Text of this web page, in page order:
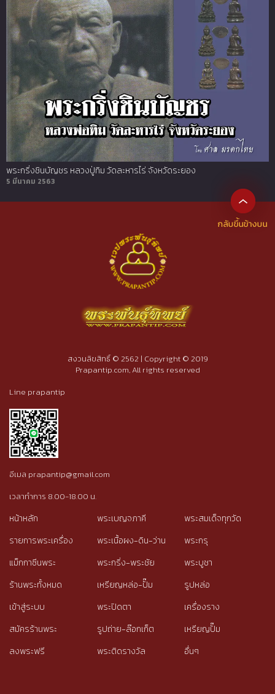
พระกริ่งชินบัญชร หลวงปู่ทิม วัดละหารไร่ จังหวัดระยอง
5 มีนาคม 2563
สงวนลิขสิทธิ์ © 2562 | Copyright © 2019
Prapantip.com, All rights reserved
Line prapantip
อีเมล prapantip@gmail.com
เวลาทำการ 8.00-18.00 น.
หน้าหลัก
รายการพระเครื่อง
แม็กกาซีนพระ
ร้านพระทั้งหมด
เข้าสู่ระบบ
สมัครร้านพระ
ลงพระฟรี
พระเบญจภาคี
พระเนื้อผง-ดิน-ว่าน
พระกริ่ง-พระชัย
เหรียญหล่อ-ปั๊ม
พระปิดตา
รูปถ่าย-ล๊อกเก็ต
พระติดรางวัล
พระสมเด็จทุกวัด
พระกรุ
พระบูชา
รูปหล่อ
เครื่องราง
เหรียญปั๊ม
อื่นๆ